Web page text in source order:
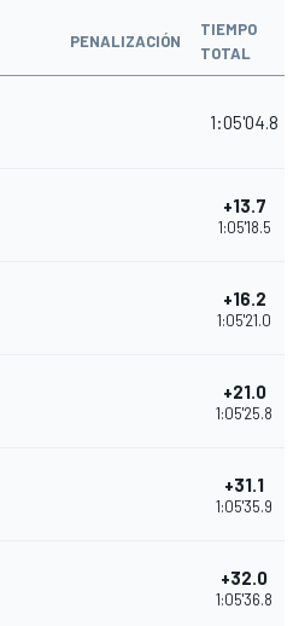
PENALIZACIÓN
TIEMPO
TOTAL
1:05'04.8
+13.7
1:05'18.5
+16.2
1:05'21.0
+21.0
1:05'25.8
+31.1
1:05'35.9
+32.0
1:05'36.8